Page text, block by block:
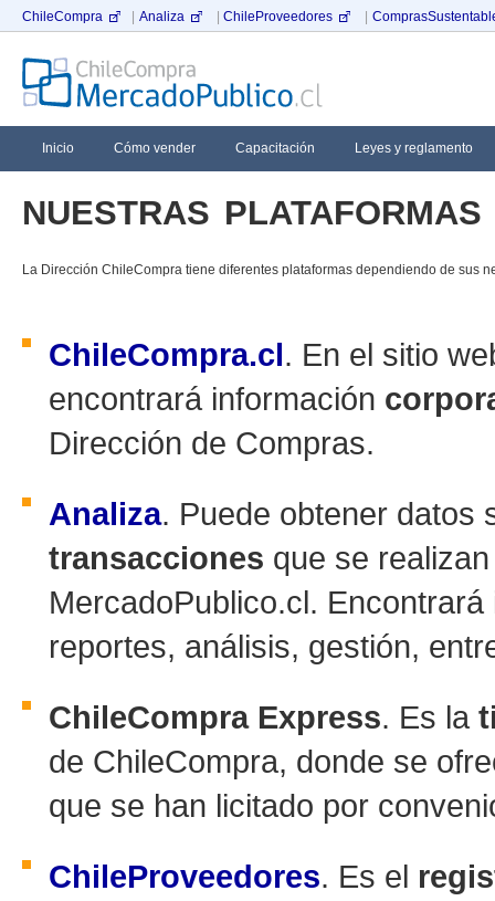
ChileCompra Analiza ChileProveedores
Inicio Cómo vender Capacitación Leyes y reglamento
nuestras plataformas
La Dirección ChileCompra tiene diferentes plataformas dependiendo de sus
ChileCompra.cl. En el sitio
encontrará información
Dirección de Compras.
Analiza. Puede obtener datos
transacciones que se
MercadoPublico.cl.
reportes, análisis, gestión,
ChileCompra Express. Es la
de ChileCompra, donde se
que se han licitado por
ChileProveedores. Es el